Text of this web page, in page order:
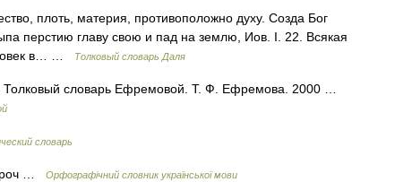
плоть, материя, противоположно духу. Созда Бог
перстию главу свою и пад на землю, Иов. I. 22. Всякая
в… …
Толковый словарь Даля
Толковый словарь Ефремовой. Т. Ф. Ефремова. 2000 …
словарь
… Орфографічний словник української мови